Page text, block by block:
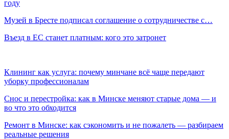
году
Музей в Бресте подписал соглашение о сотрудничестве с…
Въезд в ЕС станет платным: кого это затронет
Клининг как услуга: почему минчане всё чаще передают
уборку профессионалам
Снос и перестройка: как в Минске меняют старые дома — и
во что это обходится
Ремонт в Минске: как сэкономить и не пожалеть — разбираем
реальные решения